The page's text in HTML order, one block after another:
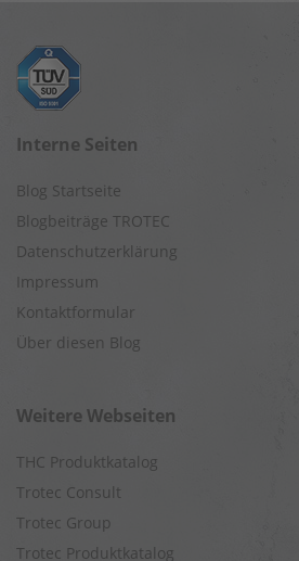
Interne Seiten
Blog Startseite
Blogbeiträge TROTEC
Datenschutzerklärung
Impressum
Kontaktformular
Über diesen Blog
Weitere Webseiten
THC Produktkatalog
Trotec Consult
Trotec Group
Trotec Produktkatalog